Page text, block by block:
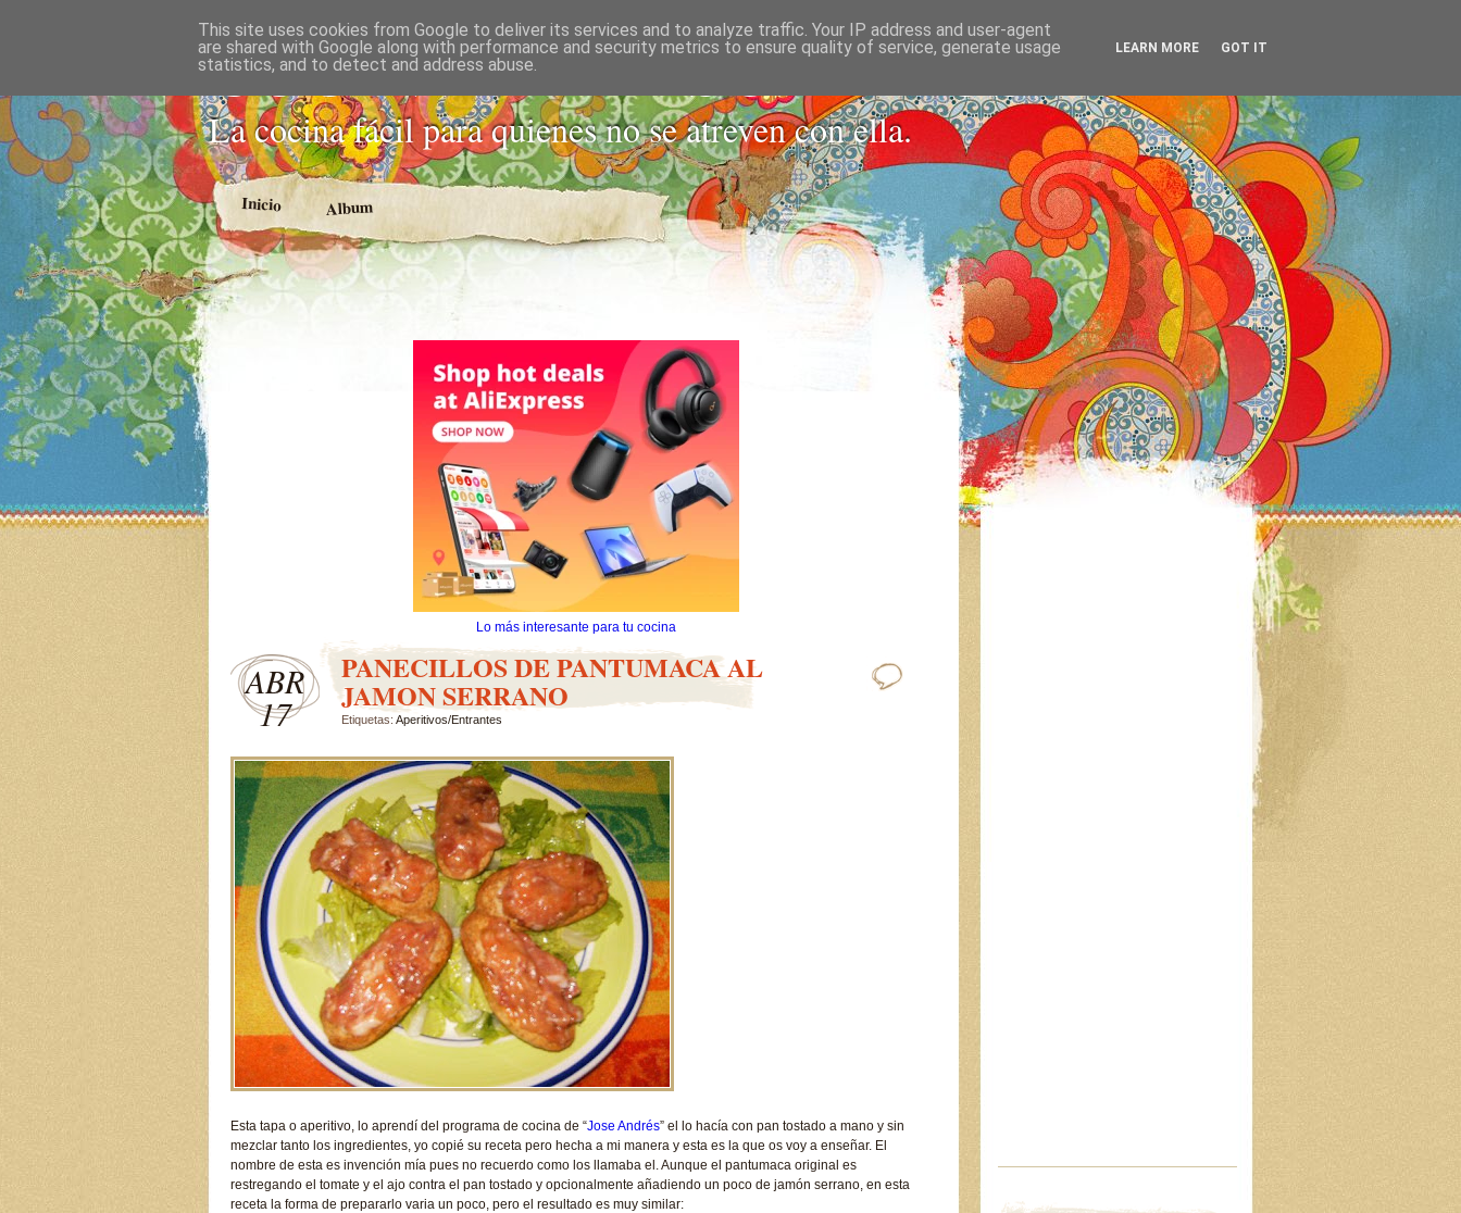
COCINA PARA SOLTEROS
La cocina fácil para quienes no se atreven con ella.
Inicio Album
Lo más interesante para tu cocina
ABR
17
PANECILLOS DE PANTUMACA AL
JAMON SERRANO
Etiquetas: Aperitivos/Entrantes
Esta tapa o aperitivo, lo aprendí del programa de cocina de “Jose Andrés” el lo hacía con pan tostado a mano y sin
mezclar tanto los ingredientes, yo copié su receta pero hecha a mi manera y esta es la que os voy a enseñar. El
nombre de esta es invención mía pues no recuerdo como los llamaba el. Aunque el pantumaca original es
restregando el tomate y el ajo contra el pan tostado y opcionalmente añadiendo un poco de jamón serrano, en esta
receta la forma de prepararlo varia un poco, pero el resultado es muy similar:
This site uses cookies from Google to deliver its services and to analyze traffic. Your IP address and user-agent
are shared with Google along with performance and security metrics to ensure quality of service, generate usage
statistics, and to detect and address abuse.
LEARN MORE GOT IT